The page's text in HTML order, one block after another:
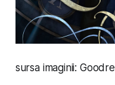
sursa imaginii: